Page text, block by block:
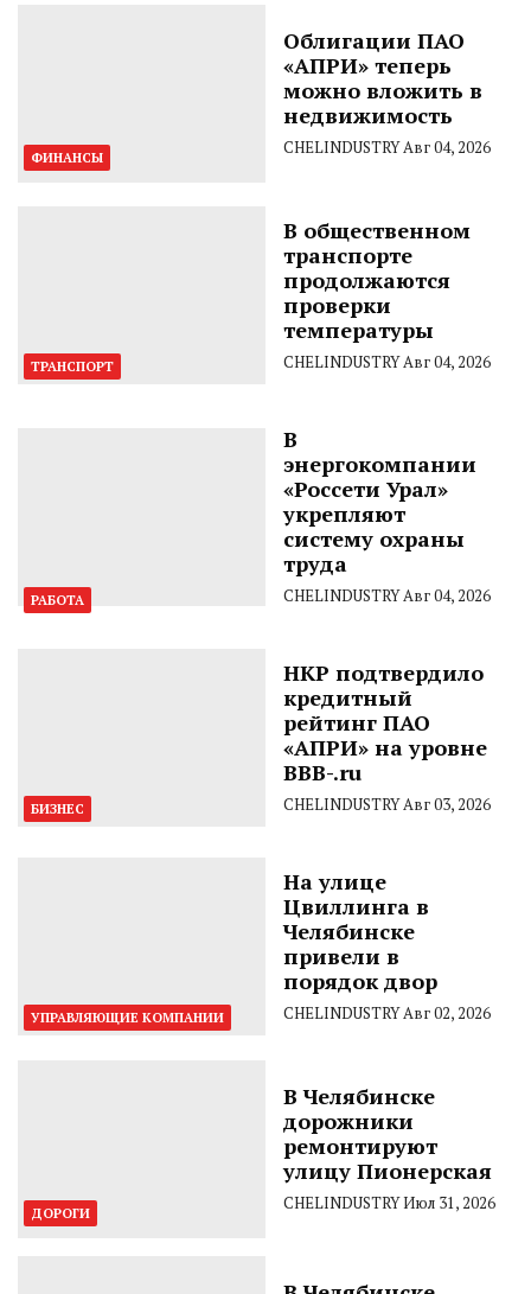
ФИНАНСЫ
Облигации ПАО
«АПРИ» теперь
можно вложить в
недвижимость
CHELINDUSTRYАвг 04, 2026
ТРАНСПОРТ
В общественном
транспорте
продолжаются
проверки
температуры
CHELINDUSTRYАвг 04, 2026
РАБОТА
В
энергокомпании
«Россети Урал»
укрепляют
систему охраны
труда
CHELINDUSTRYАвг 04, 2026
БИЗНЕС
НКР подтвердило
кредитный
рейтинг ПАО
«АПРИ» на уровне
BBB-.ru
CHELINDUSTRYАвг 03, 2026
УПРАВЛЯЮЩИЕ КОМПАНИИ
На улице
Цвиллинга в
Челябинске
привели в
порядок двор
CHELINDUSTRYАвг 02, 2026
ДОРОГИ
В Челябинске
дорожники
ремонтируют
улицу Пионерская
CHELINDUSTRYИюл 31, 2026